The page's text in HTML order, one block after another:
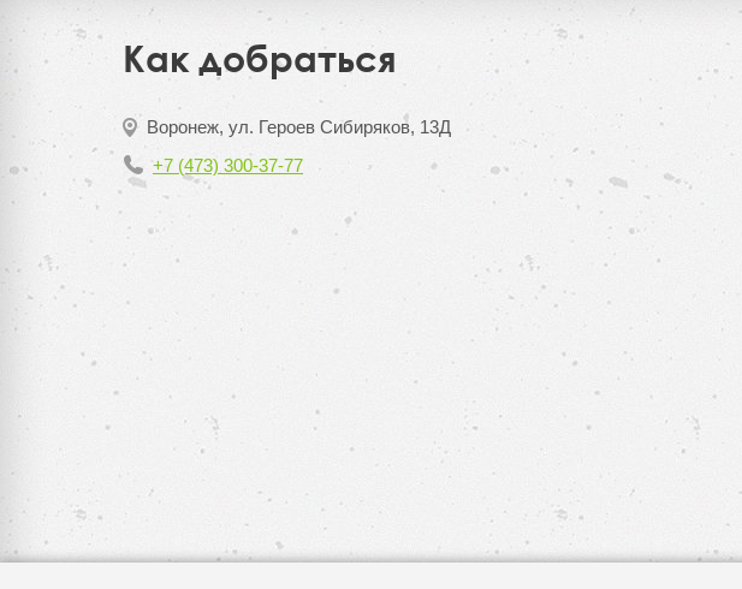
Как добраться
Воронеж, ул. Героев Сибиряков, 13Д
+7 (473) 300-37-77